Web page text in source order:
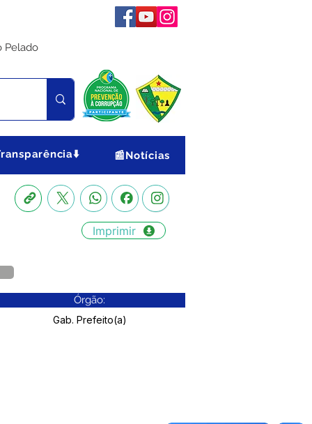
Pelado
📰Notícias
Imprimir
Órgão:
Gab. Prefeito(a)